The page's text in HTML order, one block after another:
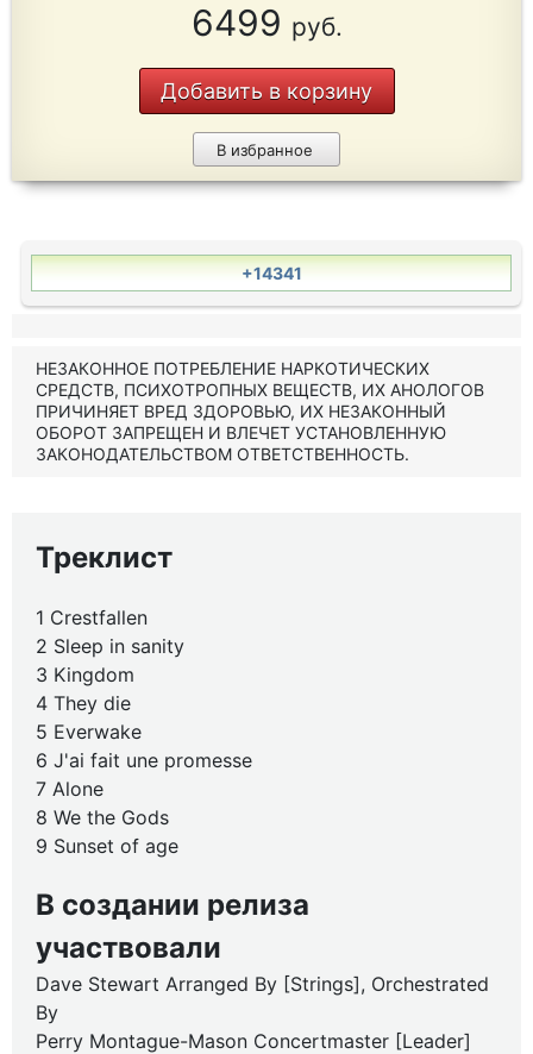
6499 руб.
Добавить в корзину
В избранное
+14341
НЕЗАКОННОЕ ПОТРЕБЛЕНИЕ НАРКОТИЧЕСКИХ
СРЕДСТВ, ПСИХОТРОПНЫХ ВЕЩЕСТВ, ИХ АНОЛОГОВ
ПРИЧИНЯЕТ ВРЕД ЗДОРОВЬЮ, ИХ НЕЗАКОННЫЙ
ОБОРОТ ЗАПРЕЩЕН И ВЛЕЧЕТ УСТАНОВЛЕННУЮ
ЗАКОНОДАТЕЛЬСТВОМ ОТВЕТСТВЕННОСТЬ.
Треклист
1 Crestfallen
2 Sleep in sanity
3 Kingdom
4 They die
5 Everwake
6 J'ai fait une promesse
7 Alone
8 We the Gods
9 Sunset of age
В создании релиза
участвовали
Dave Stewart Arranged By [Strings], Orchestrated
By
Perry Montague-Mason Concertmaster [Leader]